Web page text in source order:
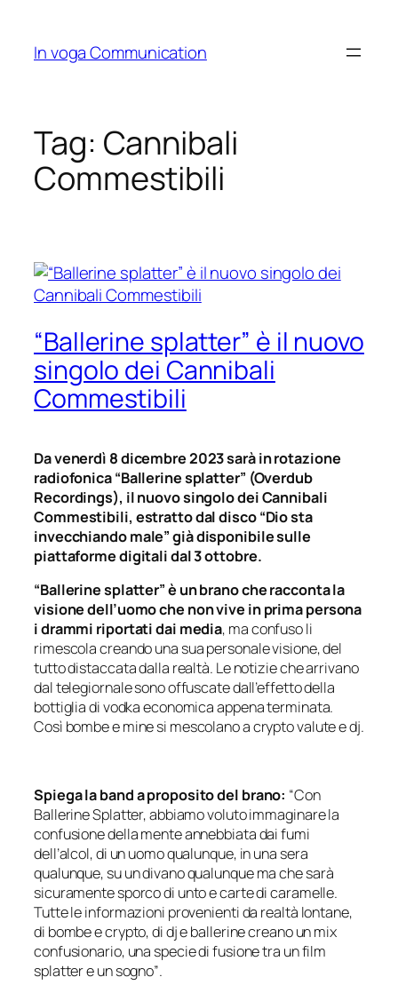
content
In voga Communication
Tag: Cannibali
Commestibili
“Ballerine splatter” è il nuovo
singolo dei Cannibali
Commestibili
Da venerdì 8 dicembre 2023 sarà in rotazione
radiofonica “Ballerine splatter” (Overdub
Recordings), il nuovo singolo dei Cannibali
Commestibili, estratto dal disco “Dio sta
invecchiando male” già disponibile sulle
piattaforme digitali dal 3 ottobre.
“Ballerine splatter” è un brano che racconta la
visione dell’uomo che non vive in prima persona
i drammi riportati dai media, ma confuso li
rimescola creando una sua personale visione, del
tutto distaccata dalla realtà. Le notizie che arrivano
dal telegiornale sono offuscate dall’effetto della
bottiglia di vodka economica appena terminata.
Così bombe e mine si mescolano a crypto valute e dj.
Spiega la band a proposito del brano: “Con
Ballerine Splatter, abbiamo voluto immaginare la
confusione della mente annebbiata dai fumi
dell’alcol, di un uomo qualunque, in una sera
qualunque, su un divano qualunque ma che sarà
sicuramente sporco di unto e carte di caramelle.
Tutte le informazioni provenienti da realtà lontane,
di bombe e crypto, di dj e ballerine creano un mix
confusionario, una specie di fusione tra un film
splatter e un sogno”.